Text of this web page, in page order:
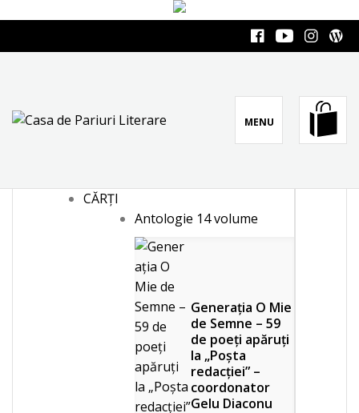
content
FacebookYouTube
CASA DE PARIURI
MENU
CĂRȚI
Antologie 14 volume
Generația O Mie
de Semne – 59
de poeți apăruți
la „Poșta
redacției” –
coordonator
Gelu Diaconu